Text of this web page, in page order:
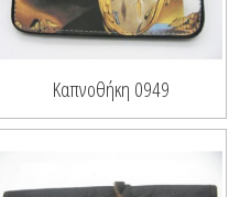
Καπνοθήκη 0949